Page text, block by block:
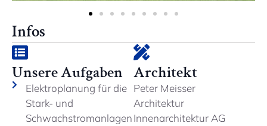
Infos
Unsere Aufgaben
Elektroplanung für die
Stark- und
Schwachstromanlagen
Architekt
Peter Meisser
Architektur
Innenarchitektur AG